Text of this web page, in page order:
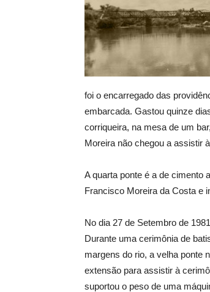
foi o encarregado das
embarcada. Gastou quinze
corriqueira, na mesa de um
Moreira não chegou a assistir
A quarta ponte é a de cimento
Francisco Moreira da Costa e
No dia 27 de Setembro de
Durante uma cerimônia de
margens do rio, a velha ponte
extensão para assistir à
suportou o peso de uma